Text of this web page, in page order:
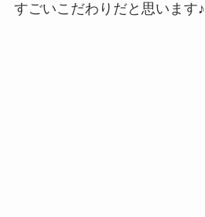
すごいこだわりだと思います♪